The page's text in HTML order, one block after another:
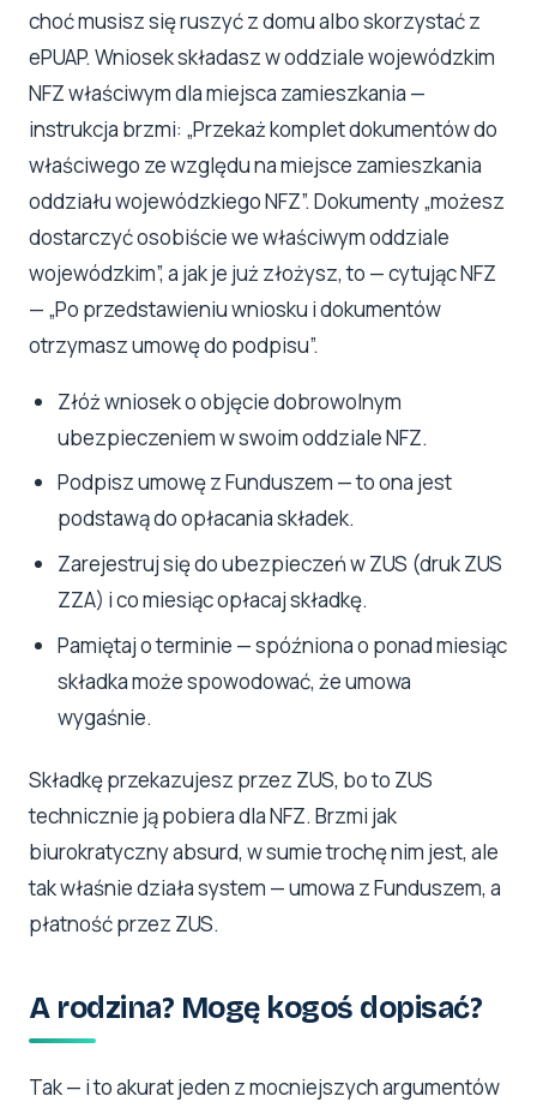
choć musisz się ruszyć z domu albo skorzystać z
ePUAP. Wniosek składasz w oddziale wojewódzkim
NFZ właściwym dla miejsca zamieszkania —
instrukcja brzmi: „Przekaż komplet dokumentów do
właściwego ze względu na miejsce zamieszkania
oddziału wojewódzkiego NFZ”. Dokumenty „możesz
dostarczyć osobiście we właściwym oddziale
wojewódzkim”, a jak je już złożysz, to — cytując NFZ
— „Po przedstawieniu wniosku i dokumentów
otrzymasz umowę do podpisu”.
Złóż wniosek o objęcie dobrowolnym
ubezpieczeniem w swoim oddziale NFZ.
Podpisz umowę z Funduszem — to ona jest
podstawą do opłacania składek.
Zarejestruj się do ubezpieczeń w ZUS (druk ZUS
ZZA) i co miesiąc opłacaj składkę.
Pamiętaj o terminie — spóźniona o ponad miesiąc
składka może spowodować, że umowa
wygaśnie.
Składkę przekazujesz przez ZUS, bo to ZUS
technicznie ją pobiera dla NFZ. Brzmi jak
biurokratyczny absurd, w sumie trochę nim jest, ale
tak właśnie działa system — umowa z Funduszem, a
płatność przez ZUS.
A rodzina? Mogę kogoś dopisać?
Tak — i to akurat jeden z mocniejszych argumentów